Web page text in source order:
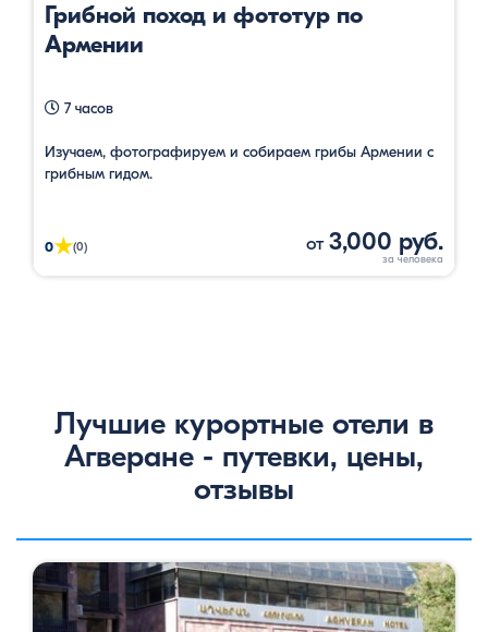
Грибной поход и фототур по
Армении
7 часов
Изучаем, фотографируем и собираем грибы Армении с
грибным гидом.
0★(0) от 3,000 руб.
Лучшие курортные отели в
Агверане - путевки, цены,
отзывы